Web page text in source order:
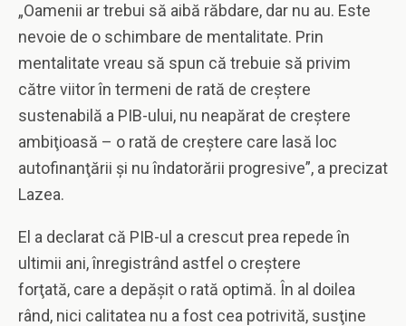
„Oamenii ar trebui să aibă răbdare, dar nu au. Este
nevoie de o schimbare de mentalitate. Prin
mentalitate vreau să spun că trebuie să privim
către viitor în termeni de rată de creştere
sustenabilă a PIB-ului, nu neapărat de creştere
ambiţioasă – o rată de creştere care lasă loc
autofinanţării şi nu îndatorării progresive”, a precizat
Lazea.
El a declarat că PIB-ul a crescut prea repede în
ultimii ani, înregistrând astfel o creştere
forţată, care a depăşit o rată optimă. În al doilea
rând, nici calitatea nu a fost cea potrivită, susţine